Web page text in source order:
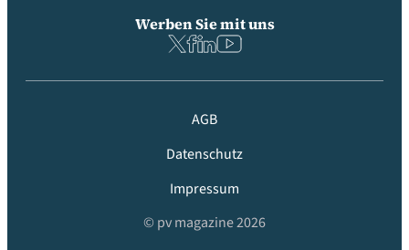
Werben Sie mit uns
AGB
Datenschutz
Impressum
© pv magazine 2026